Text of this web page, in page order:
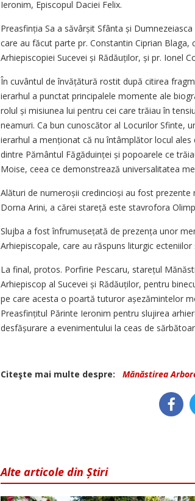
Ieronim, Episcopul Daciei Felix.
Preasfinția Sa a săvârșit Sfânta și
care au făcut parte pr. Constantin Ciprian
Arhiepiscopiei Sucevei și Rădăuților, și pr. Ionel
În cuvântul de învățătură rostit după citirea
ierarhul a punctat principalele momente ale
rolul și misiunea lui pentru cei care trăiau în
neamuri. Ca bun cunoscător al Locurilor Sfinte,
ierarhul a menționat că nu întâmplător locul
dintre Pământul Făgăduinței și popoarele ce
Moise, ceea ce demonstrează universalitatea
Alături de numeroșii credincioși au fost
Dorna Arini, a cărei stareță este stavrofora
Slujba a fost înfrumusețată de prezența unor
Arhiepiscopale, care au răspuns liturgic
La final, protos. Porfirie Pescaru, starețul
Arhiepiscop al Sucevei și Rădăuților, pentru
pe care acesta o poartă tuturor așezămintelor
Preasfințitul Părinte Ieronim pentru slujirea
desfășurare a evenimentului la ceas de
Citeşte mai multe despre: Mănăstirea
Alte articole din Știri